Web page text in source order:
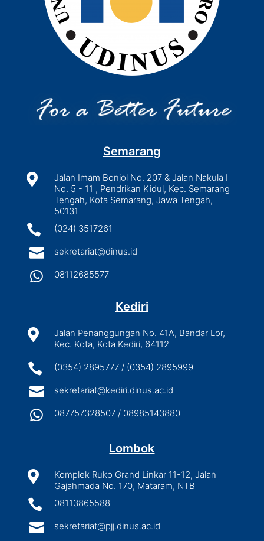
Semarang

Jalan Imam Bonjol No. 207 & Jalan Nakula I
No. 5 - 11 , Pendrikan Kidul, Kec. Semarang
Tengah, Kota Semarang, Jawa Tengah,
50131
 (024) 3517261
 sekretariat@dinus.id
 08112685577
Kediri

Jalan Penanggungan No. 41A, Bandar Lor,
Kec. Kota, Kota Kediri, 64112
 (0354) 2895777 / (0354) 2895999
 sekretariat@kediri.dinus.ac.id
 087757328507 / 08985143880
Lombok

Komplek Ruko Grand Linkar 11-12, Jalan
Gajahmada No. 170, Mataram, NTB
 08113865588
 sekretariat@pjj.dinus.ac.id